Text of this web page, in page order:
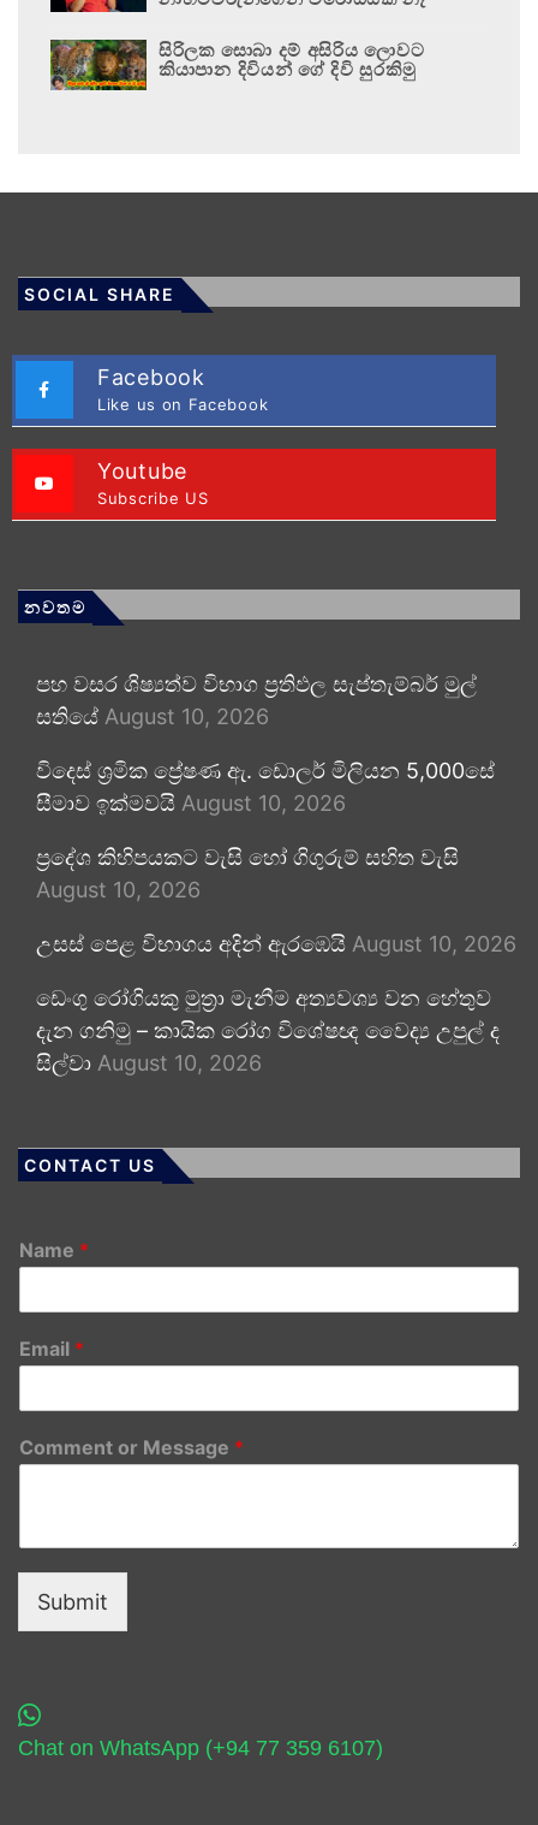
සිරිලක සොබා දම් අසිරිය ලොවට
කියාපාන දිවියන් ගේ දිවි සුරකිමු
SOCIAL SHARE
Facebook
Like us on Facebook
Youtube
Subscribe US
නවතම
පහ වසර ශිෂ්‍යත්ව විභාග ප්‍රතිඵල සැප්තැම්බර් මුල්
සතියේ August 10, 2026
විදෙස් ශ්‍රමික ප්‍රේෂණ ඇ. ඩොලර් මිලියන 5,000සේ
සීමාව ඉක්මවයි August 10, 2026
ප්‍රදේශ කිහිපයකට වැසි හෝ ගිගුරුම් සහිත වැසි
August 10, 2026
උසස් පෙළ විභාගය අදින් ඇරඹෙයි August 10, 2026
ඩෙංගු රෝගියකු ⁣මුත්‍රා මැනීම අත්‍යවශ්‍ය වන හේතුව
දැන ගනිමු – කායික රෝග විශේෂඥ වෛද්‍ය උපුල් ද
සිල්වා August 10, 2026
CONTACT US
Name *
Email *
Comment or Message *
Submit
Chat on WhatsApp (+94 77 359 6107)